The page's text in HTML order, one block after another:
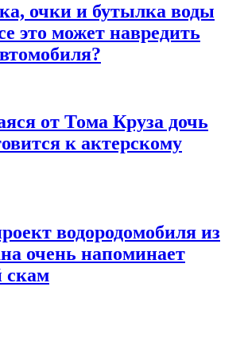
очки и бутылка воды
это может навредить
от Тома Круза дочь
к актерскому
водородомобиля из
очень напоминает
скам